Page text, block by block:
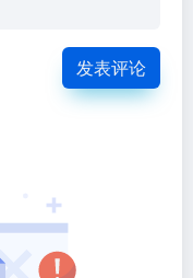
发表评论